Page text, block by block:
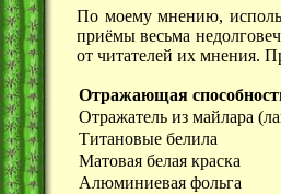
По моему мнению,
приёмы весьма
от читателей их мнения.
Отражающая
Отражатель из майлара
Титановые белила
Матовая белая краска
Алюминиевая фольга